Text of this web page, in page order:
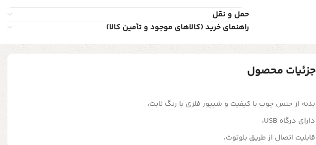
حمل و نقل
راهنمای خرید (کالاهای موجود و تأمین کالا)
جزئیات محصول
بدنه از جنس چوب با کیفیت و شیپور فلزی با رنگ ثابت،
دارای درگاه USB،
قابلیت اتصال از طریق بلوتوث،